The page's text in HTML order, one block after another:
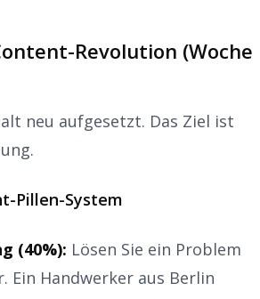
Revolution (Woche
neu aufgesetzt. Das Ziel ist
Pillen-System
(40%): Lösen Sie ein Problem
Ein Handwerker aus Berlin